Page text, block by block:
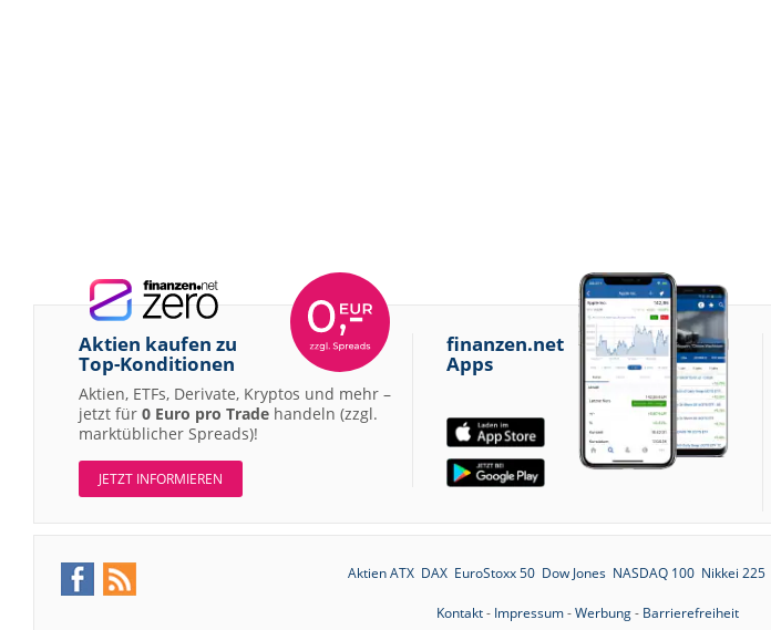
Aktien kaufen zu
Top-Konditionen
Aktien, ETFs, Derivate, Kryptos und mehr –
jetzt für 0 Euro pro Trade handeln (zzgl.
marktüblicher Spreads)!
JETZT INFORMIEREN
finanzen.net
Apps
Aktien ATX DAX EuroStoxx 50 Dow Jones NASDAQ 100 Nikkei 225
Kontakt- Impressum-Werbung- Barrierefreiheit